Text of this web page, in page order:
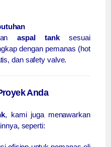
aspal tanksesuai
dengan pemanas (hot
dan safety valve.
Anda
, kami juga menawarkan
seperti: